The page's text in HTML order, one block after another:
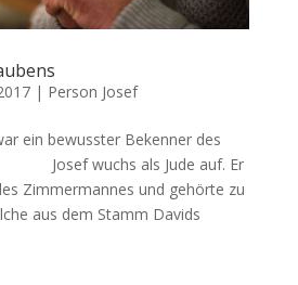
| Person Josef
ein bewusster Bekenner des
wuchs als Jude auf. Er
Zimmermannes und gehörte zu
aus dem Stamm Davids